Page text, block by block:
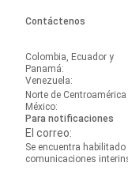
Contáctenos
Colombia, Ecuador y
Panamá:
Venezuela:
Norte de Centroamérica
México:
Para notificaciones
El correo:
Se encuentra
comunicaciones